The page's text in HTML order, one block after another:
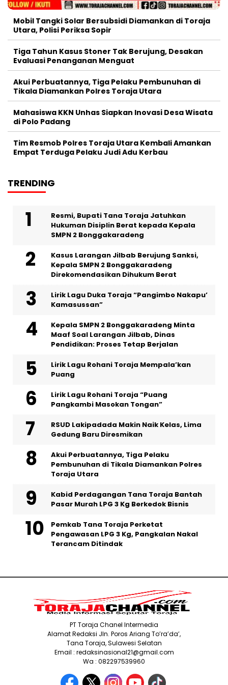
Mobil Tangki Solar Bersubsidi Diamankan di Toraja
Utara, Polisi Periksa Sopir
Tiga Tahun Kasus Stoner Tak Berujung, Desakan
Evaluasi Penanganan Menguat
Akui Perbuatannya, Tiga Pelaku Pembunuhan di
Tikala Diamankan Polres Toraja Utara
Mahasiswa KKN Unhas Siapkan Inovasi Desa Wisata
di Polo Padang
Tim Resmob Polres Toraja Utara Kembali Amankan
Empat Terduga Pelaku Judi Adu Kerbau
TRENDING
Resmi, Bupati Tana Toraja Jatuhkan
Hukuman Disiplin Berat kepada Kepala
SMPN 2 Bonggakaradeng
Kasus Larangan Jilbab Berujung Sanksi,
Kepala SMPN 2 Bonggakaradeng
Direkomendasikan Dihukum Berat
Lirik Lagu Duka Toraja “Pangimbo Nakapu’
Kamasussan”
Kepala SMPN 2 Bonggakaradeng Minta
Maaf Soal Larangan Jilbab, Dinas
Pendidikan: Proses Tetap Berjalan
Lirik Lagu Rohani Toraja Mempala’kan
Puang
Lirik Lagu Rohani Toraja “Puang
Pangkambi Masokan Tongan”
RSUD Lakipadada Makin Naik Kelas, Lima
Gedung Baru Diresmikan
Akui Perbuatannya, Tiga Pelaku
Pembunuhan di Tikala Diamankan Polres
Toraja Utara
Kabid Perdagangan Tana Toraja Bantah
Pasar Murah LPG 3 Kg Berkedok Bisnis
Pemkab Tana Toraja Perketat
Pengawasan LPG 3 Kg, Pangkalan Nakal
Terancam Ditindak
PT Toraja Chanel Intermedia
Alamat Redaksi Jln. Poros Ariang To’ra’da’,
Tana Toraja, Sulawesi Selatan
Email : redaksinasional21@gmail.com
Wa : 082297539960